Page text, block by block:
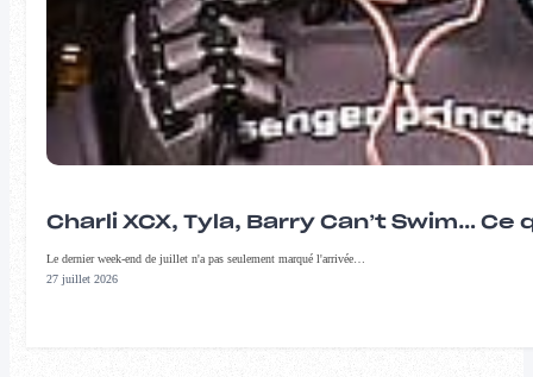
Charli XCX, Tyla, Barry Can’t Swim…
Le dernier week-end de juillet n'a pas seulement marqué l'arrivée…
27 juillet 2026